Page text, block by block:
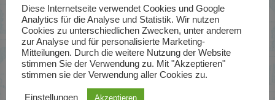
Info unter Produktbeschreibung
Diese Internetseite verwendet Cookies und Google
Analytics für die Analyse und Statistik. Wir nutzen
Cookies zu unterschiedlichen Zwecken, unter anderem
zur Analyse und für personalisierte Marketing-
Mitteilungen. Durch die weitere Nutzung der Website
stimmen Sie der Verwendung zu. Mit "Akzeptieren"
stimmen sie der Verwendung aller Cookies zu.
Einstellungen Akzeptieren